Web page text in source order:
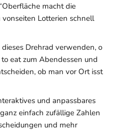
macht die
Lotterien schnell
Drehrad verwenden, o
eat zum Abendessen und
ob man vor Ort isst
und anpassbares
einfach zufällige Zahlen
und mehr